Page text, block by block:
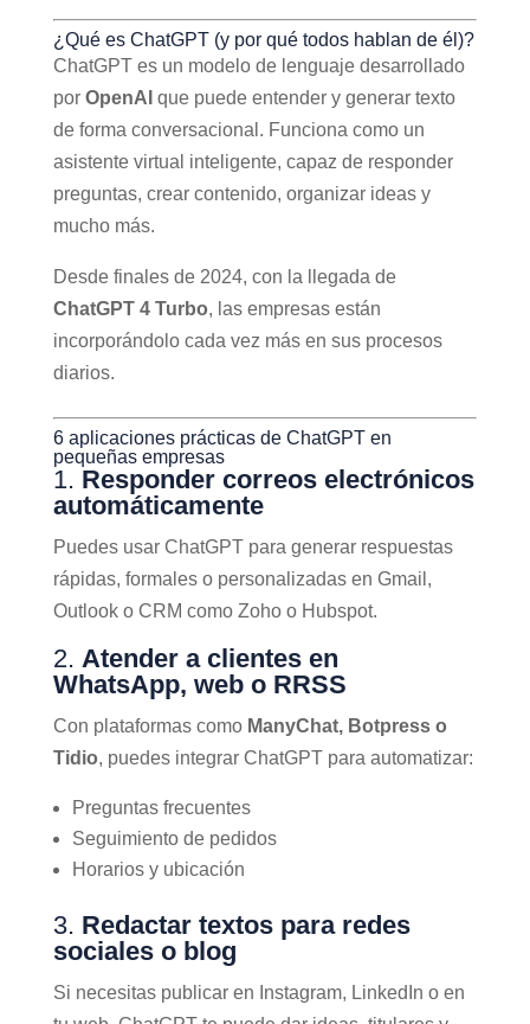
¿Qué es ChatGPT (y por qué todos hablan de él)?
ChatGPT es un modelo de lenguaje desarrollado
por OpenAI que puede entender y generar texto
de forma conversacional. Funciona como un
asistente virtual inteligente, capaz de responder
preguntas, crear contenido, organizar ideas y
mucho más.
Desde finales de 2024, con la llegada de
ChatGPT 4 Turbo, las empresas están
incorporándolo cada vez más en sus procesos
diarios.
6 aplicaciones prácticas de ChatGPT en
pequeñas empresas
1. Responder correos electrónicos
automáticamente
Puedes usar ChatGPT para generar respuestas
rápidas, formales o personalizadas en Gmail,
Outlook o CRM como Zoho o Hubspot.
2. Atender a clientes en
WhatsApp, web o RRSS
Con plataformas como ManyChat, Botpress o
Tidio, puedes integrar ChatGPT para automatizar:
Preguntas frecuentes
Seguimiento de pedidos
Horarios y ubicación
3. Redactar textos para redes
sociales o blog
Si necesitas publicar en Instagram, LinkedIn o en